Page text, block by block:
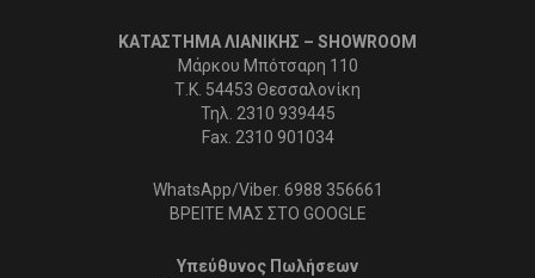
ΚΑΤΑΣΤΗΜΑ ΛΙΑΝΙΚΗΣ – SHOWROOM
Μάρκου Μπότσαρη 110
Τ.Κ. 54453 Θεσσαλονίκη
Τηλ. 2310 939445
Fax. 2310 901034
WhatsApp/Viber. 6988 356661
ΒΡΕΙΤΕ ΜΑΣ ΣΤΟ GOOGLE
Υπεύθυνος Πωλήσεων